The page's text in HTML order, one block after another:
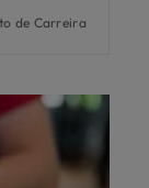
de Carreira